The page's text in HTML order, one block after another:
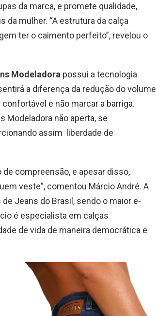
da marca, e promete qualidade,
mulher. “A estrutura da calça
ter o caimento perfeito”, revelou o
Modeladora possui a tecnologia
a diferença da redução do volume
e não marcar a barriga.
Modeladora não aperta, se
assim liberdade de
compreensão, e apesar disso,
veste”, comentou Márcio André. A
Jeans do Brasil, sendo o maior e-
é especialista em calças
de vida de maneira democrática e